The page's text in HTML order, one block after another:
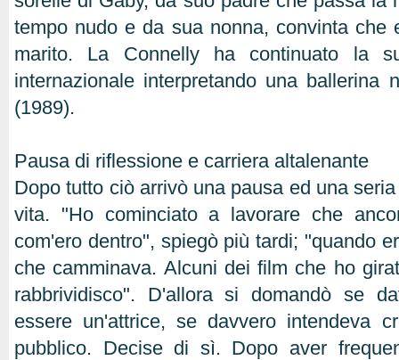
tempo nudo e da sua nonna, convinta che
marito. La Connelly ha continuato la
internazionale interpretando una ballerina
(1989).
Pausa di riflessione e carriera altalenante
Dopo tutto ciò arrivò una pausa ed una
vita. "Ho cominciato a lavorare che
com'ero dentro", spiegò più tardi; "quando
che camminava. Alcuni dei film che ho
rabbrividisco". D'allora si domandò se
essere un'attrice, se davvero intendeva
pubblico. Decise di sì. Dopo aver